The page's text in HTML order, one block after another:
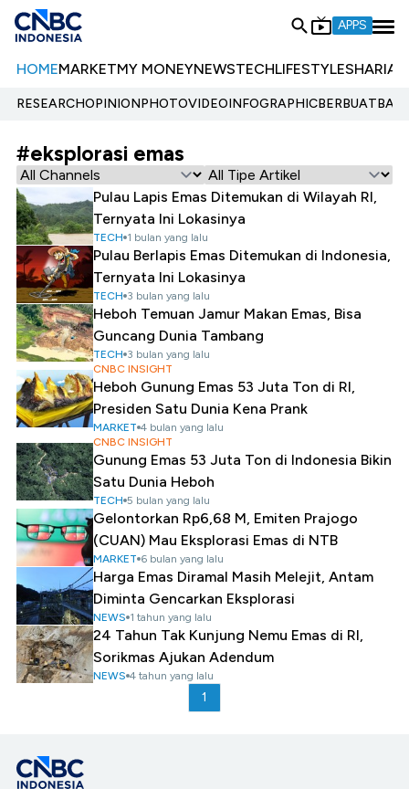
APPS
HOMEMARKETMY MONEYNEWSTECHLIFESTYLESHARIA
RESEARCHOPINIONPHOTOVIDEOINFOGRAPHIC
#eksplorasi emas
Pulau Lapis Emas Ditemukan di Wilayah RI,
Ternyata Ini Lokasinya
TECH 1 bulan yang lalu
Pulau Berlapis Emas Ditemukan di Indonesia,
Ternyata Ini Lokasinya
TECH 3 bulan yang lalu
Heboh Temuan Jamur Makan Emas, Bisa
Guncang Dunia Tambang
TECH 3 bulan yang lalu
CNBC INSIGHT
Heboh Gunung Emas 53 Juta Ton di RI,
Presiden Satu Dunia Kena Prank
MARKET 4 bulan yang lalu
CNBC INSIGHT
Gunung Emas 53 Juta Ton di Indonesia Bikin
Satu Dunia Heboh
TECH 5 bulan yang lalu
Gelontorkan Rp6,68 M, Emiten Prajogo
(CUAN) Mau Eksplorasi Emas di NTB
MARKET 6 bulan yang lalu
Harga Emas Diramal Masih Melejit, Antam
Diminta Gencarkan Eksplorasi
NEWS 1 tahun yang lalu
24 Tahun Tak Kunjung Nemu Emas di RI,
Sorikmas Ajukan Adendum
NEWS 4 tahun yang lalu
1